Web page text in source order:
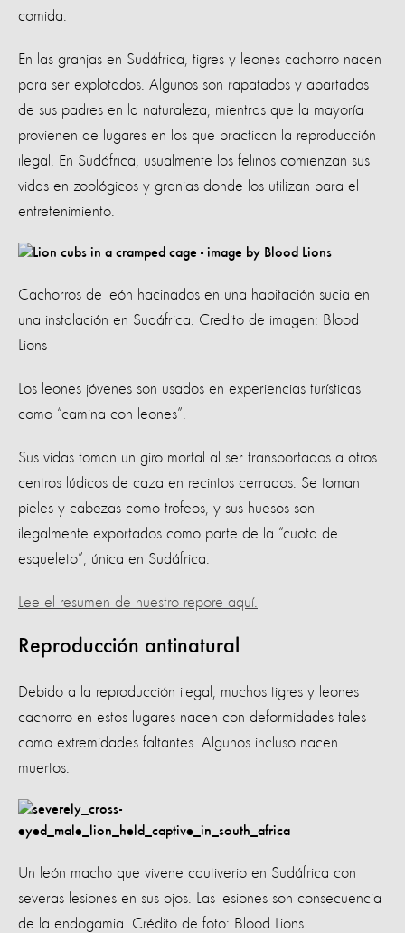
comida.
En las granjas en Sudáfrica, tigres y leones cachorro nacen
para ser explotados. Algunos son rapatados y apartados
de sus padres en la naturaleza, mientras que la mayoría
provienen de lugares en los que practican la reproducción
ilegal. En Sudáfrica, usualmente los felinos comienzan sus
vidas en zoológicos y granjas donde los utilizan para el
entretenimiento.
Cachorros de león hacinados en una habitación sucia en
una instalación en Sudáfrica. Credito de imagen: Blood
Lions
Los leones jóvenes son usados en experiencias turísticas
como “camina con leones”.
Sus vidas toman un giro mortal al ser transportados a otros
centros lúdicos de caza en recintos cerrados. Se toman
pieles y cabezas como trofeos, y sus huesos son
ilegalmente exportados como parte de la “cuota de
esqueleto”, única en Sudáfrica.
Lee el resumen de nuestro repore aquí.
Reproducción antinatural
Debido a la reproducción ilegal, muchos tigres y leones
cachorro en estos lugares nacen con deformidades tales
como extremidades faltantes. Algunos incluso nacen
muertos.
Un león macho que vivene cautiverio en Sudáfrica con
severas lesiones en sus ojos. Las lesiones son consecuencia
de la endogamia. Crédito de foto: Blood Lions